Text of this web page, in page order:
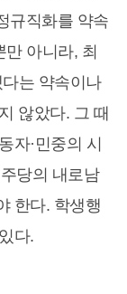
규직화를 약속
만 아니라, 최
는 약속이나
않았다. 그 때
자·민중의 시
당의 내로남
한다. 학생행
다.